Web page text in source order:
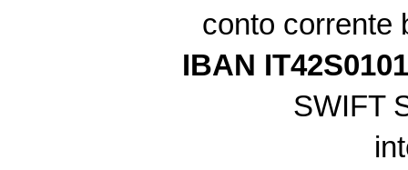
conto corrente
IBAN
SWIFT